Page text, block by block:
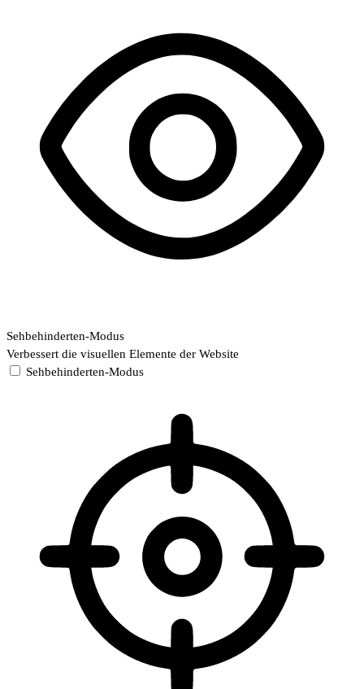
Sehbehinderten-Modus
Verbessert die visuellen Elemente der Website
Sehbehinderten-Modus